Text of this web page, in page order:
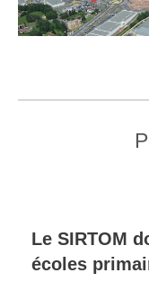
Le SIRTOM
écoles